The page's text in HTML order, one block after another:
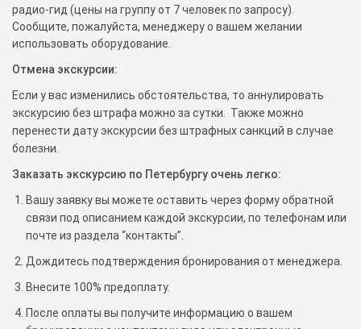
радио-гид (цены на группу от 7 человек по запросу).
Сообщите, пожалуйста, менеджеру о вашем желании
использовать оборудование.
Отмена экскурсии:
Если у вас изменились обстоятельства, то аннулировать
экскурсию без штрафа можно за сутки. Также можно
перенести дату экскурсии без штрафных санкций в случае
болезни.
Заказать экскурсию по Петербургу очень легко:
Вашу заявку вы можете оставить через форму обратной
связи под описанием каждой экскурсии, по телефонам или
почте из раздела “контакты”.
Дождитесь подтверждения бронирования от менеджера.
Внесите 100% предоплату.
После оплаты вы получите информацию о вашем